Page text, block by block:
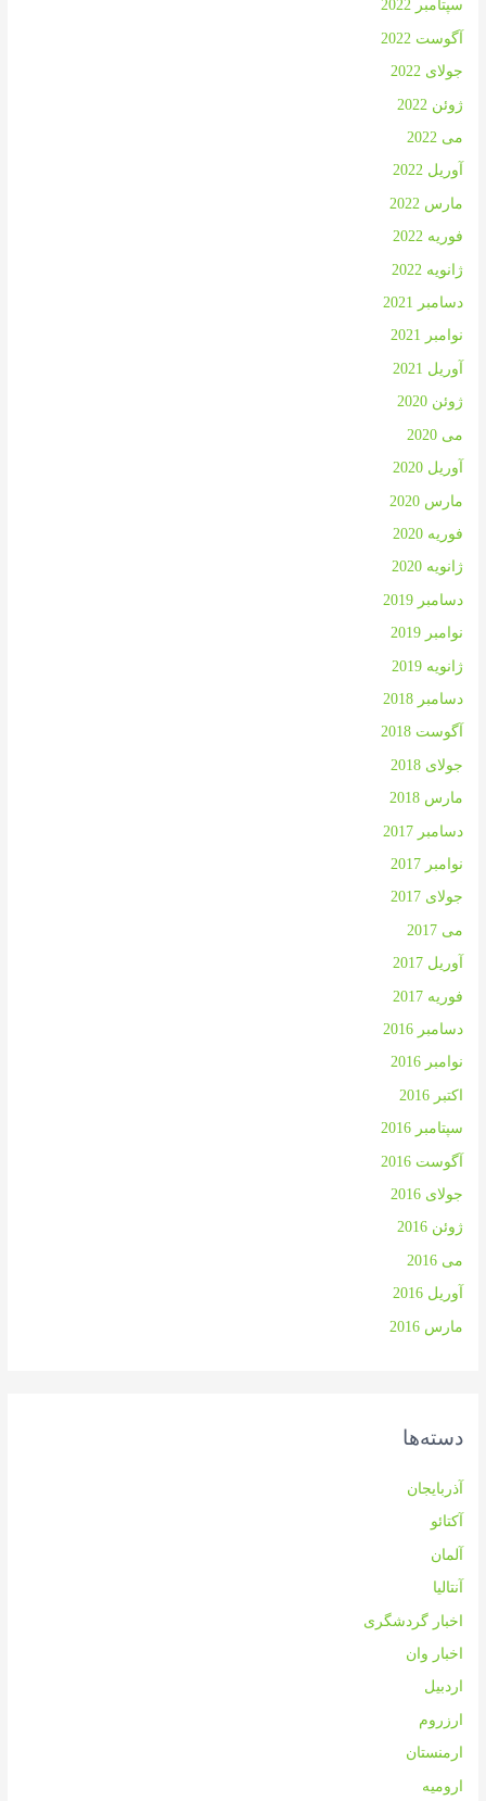
سپتامبر 2022
آگوست 2022
جولای 2022
ژوئن 2022
می 2022
آوریل 2022
مارس 2022
فوریه 2022
ژانویه 2022
دسامبر 2021
نوامبر 2021
آوریل 2021
ژوئن 2020
می 2020
آوریل 2020
مارس 2020
فوریه 2020
ژانویه 2020
دسامبر 2019
نوامبر 2019
ژانویه 2019
دسامبر 2018
آگوست 2018
جولای 2018
مارس 2018
دسامبر 2017
نوامبر 2017
جولای 2017
می 2017
آوریل 2017
فوریه 2017
دسامبر 2016
نوامبر 2016
اکتبر 2016
سپتامبر 2016
آگوست 2016
جولای 2016
ژوئن 2016
می 2016
آوریل 2016
مارس 2016
دسته‌ها
آذربایجان
آکتائو
آلمان
آنتالیا
اخبار گردشگری
اخبار وان
اردبیل
ارزروم
ارمنستان
ارومیه